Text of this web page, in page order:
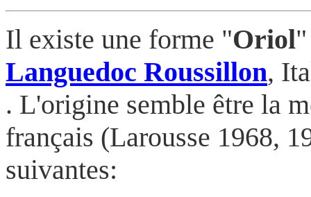
Il existe une forme "Oriol
Languedoc Roussillon,
. L'origine semble être la
français (Larousse 1968,
suivantes: